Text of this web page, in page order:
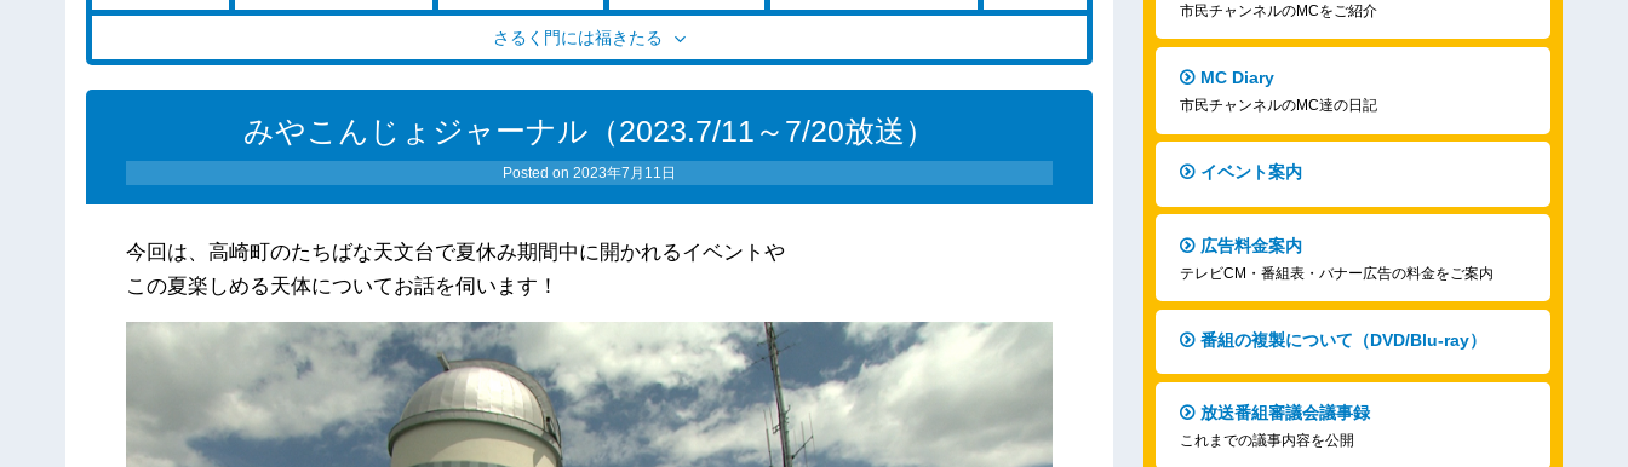
さるく門には福きたる
みやこんじょジャーナル（2023.7/11～7/20放送）
Posted on2023年7月11日
今回は、高崎町のたちばな天文台で夏休み期間中に開かれるイベントや
この夏楽しめる天体についてお話を伺います！
市民チャンネルのMCをご紹介
MC Diary
市民チャンネルのMC達の日記
イベント案内
広告料金案内
テレビCM・番組表・バナー広告の料金をご案内
番組の複製について（DVD/Blu-ray）
放送番組審議会議事録
これまでの議事内容を公開